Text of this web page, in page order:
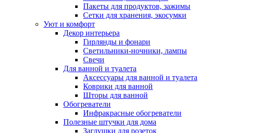
Пакеты для продуктов, зажимы
Сетки для хранения, экосумки
Уют и комфорт
Декор интерьера
Гирлянды и фонари
Светильники-ночники, лампы
Свечи
Для ванной и туалета
Аксессуары для ванной и туалета
Коврики для ванной
Шторы для ванной
Обогреватели
Инфракрасные обогреватели
Полезные штучки для дома
Заглушки для розеток